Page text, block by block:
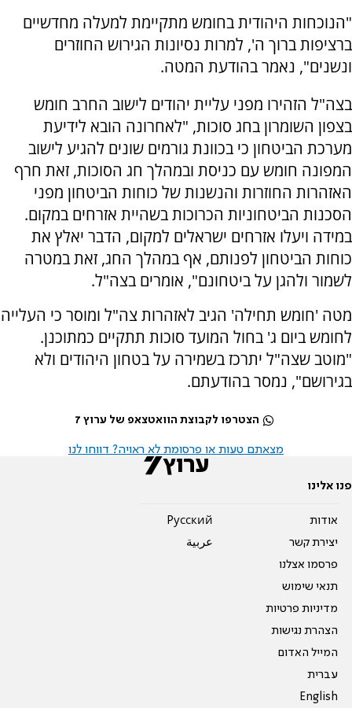
"הנוכחות היהודית בחומש מתקיימת למעלה מחדשיים
ברציפות ברוך ה', למרות נסיונות הגירוש החוזרים
ונשנים", נאמר בהודעת המטה.
בצה"ל הזהירו מפני עליית יהודים לישוב החרב חומש
בצפון השומרון בחג סוכות, "לאחרונה הובא לידיעת
מערכת הביטחון כי בכוונת גורמים שונים להגיע לישוב
המפונה חומש עם כניסת ובמהלך חג הסוכות, זאת חרף
האזהרות החוזרות והנשנות של כוחות הביטחון מפני
הסכנות הביטחוניות הכרוכות בשהיית אזרחים במקום.
במידה ויעלו אזרחים ישראלים למקום, הדבר יאלץ את
כוחות הביטחון לפנותם, אף במהלך החג, זאת במטרה
לשמור ולהגן על ביטחונם", אומרים בצה"ל.
מטה 'חומש תחילה' הגיב לאזהרות צה"ל ומוסר כי העלייה
לחומש ביום ג' בחול המועד סוכות תתקיים כמתוכנן.
"מוטב שצה"ל יתרכז בשמירה על בטחון היהודים ולא
בגירושם", נמסר בהודעתם.
הצטרפו לקבוצת הוואטצאפ של ערוץ 7
מצאתם טעות או פרסומת לא ראויה? דווחו לנו
פנו אלינו
אודות
יצירת קשר
פרסמו אצלנו
תנאי שימוש
מדיניות פרטיות
הצהרת נגישות
המייל האדום
עברית
English
Pусский
عربية